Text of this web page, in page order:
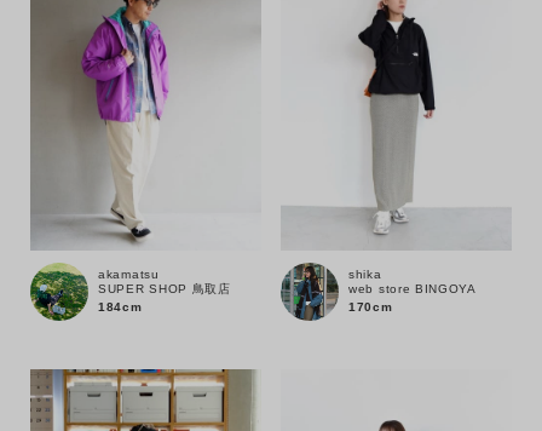
akamatsu
SUPER SHOP 鳥取店
184cm
shika
web store BINGOYA
170cm